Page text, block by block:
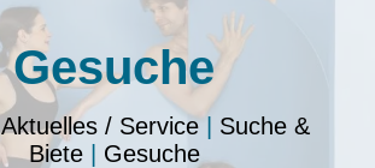
Gesuche
Aktuelles / Service| Suche &
Biete| Gesuche